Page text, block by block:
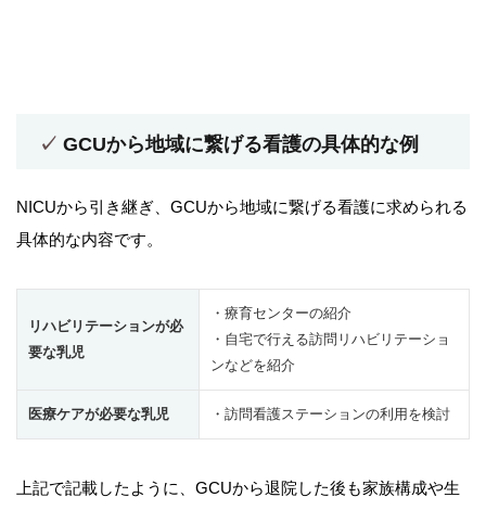
GCUから地域に繋げる看護の具体的な例
NICUから引き継ぎ、GCUから地域に繋げる看護に求められる
具体的な内容です。
リハビリテーションが必
要な乳児
・療育センターの紹介
・自宅で行える訪問リハビリテーショ
ンなどを紹介
医療ケアが必要な乳児 ・訪問看護ステーションの利用を検討
上記で記載したように、GCUから退院した後も家族構成や生